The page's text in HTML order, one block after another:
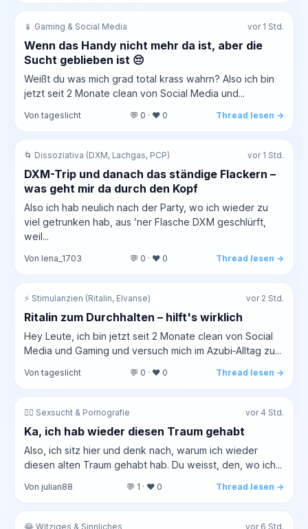
📱 Gaming & Social Media vor 1 Std.
Wenn das Handy nicht mehr da ist, aber die
Sucht geblieben ist 😔
Weißt du was mich grad total krass wahrn? Also ich bin
jetzt seit 2 Monate clean von Social Media und...
Von tageslicht 💬 0 · ❤️ 0 Thread lesen →
🌀 Dissoziativa (DXM, Lachgas, PCP) vor 1 Std.
DXM-Trip und danach das ständige Flackern –
was geht mir da durch den Kopf
Also ich hab neulich nach der Party, wo ich wieder zu
viel getrunken hab, aus ’ner Flasche DXM geschlürft,
weil...
Von lena_1703 💬 0 · ❤️ 0 Thread lesen →
⚡ Stimulanzien (Ritalin, Elvanse) vor 2 Std.
Ritalin zum Durchhalten – hilft's wirklich
Hey Leute, ich bin jetzt seit 2 Monate clean von Social
Media und Gaming und versuch mich im Azubi‑Alltag zu...
Von tageslicht 💬 0 · ❤️ 0 Thread lesen →
❤️‍🔥 Sexsucht & Pornografie vor 4 Std.
Ka, ich hab wieder diesen Traum gehabt
Also, ich sitz hier und denk nach, warum ich wieder
diesen alten Traum gehabt hab. Du weisst, den, wo ich...
Von julian88 💬 1 · ❤️ 0 Thread lesen →
😂 Witziges & Sinnliches vor 6 Std.